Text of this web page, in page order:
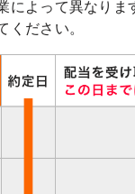
によって異なりま
ください。